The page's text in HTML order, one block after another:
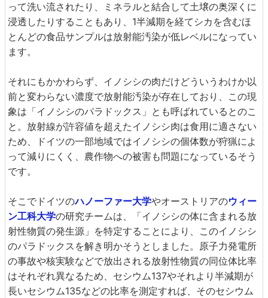
って洗い流されたり、ミネラルと結合して土壌の奥深くに
浸透したりすることもあり、1半減期を経てシカを含むほ
とんどの食品サンプルは放射能汚染が低レベルになってい
ます。
それにもかかわらず、イノシシの肉だけどういうわけか以
前と変わらない濃度で放射能汚染が存在しており、この現
象は「イノシシのパラドックス」とも呼ばれているとのこ
と。放射線が許容値を超えたイノシシ肉は食用に適さない
ため、ドイツの一部地域ではイノシシの個体数が狩猟によ
って減りにくく、農作物への被害も問題になっているそう
です。
そこでドイツのハノーファー大学やオーストリアのウィー
ン工科大学の研究チームは、「イノシシの体に含まれる放
射性物質の発生源」を特定することにより、このイノシシ
のパラドックスを解き明かそうとしました。原子力発電所
の事故や核実験などで放出される放射性物質の同位体比率
はそれぞれ異なるため、セシウム137やそれより半減期が
長いセシウム135などの比率を測定すれば、そのセシウム